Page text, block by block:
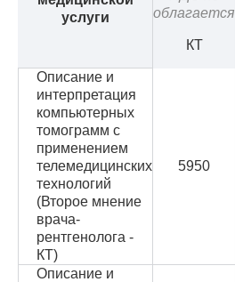
услуги
облагается
КТ
Описание и
интерпретация
компьютерных
томограмм с
применением
телемедицинских
технологий
(Второе мнение
врача-
рентгенолога -
КТ)
5950
Описание и